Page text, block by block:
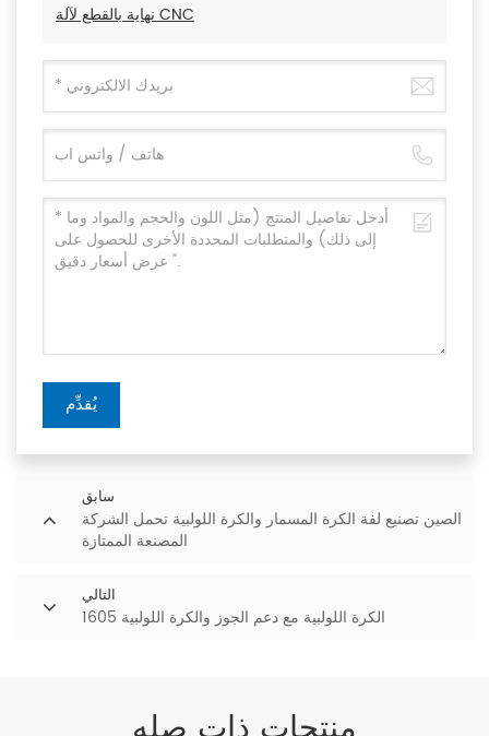
نهاية بالقطع لآلة CNC
يُقدِّم
سابق
الصين تصنيع لفة الكرة المسمار والكرة اللولبية تحمل الشركة
المصنعة الممتازة
التالي
1605 الكرة اللولبية مع دعم الجوز والكرة اللولبية